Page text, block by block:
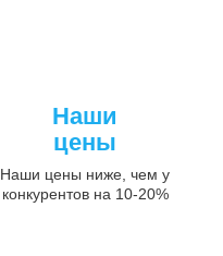
Наши
цены
Наши цены ниже, чем у
конкурентов на 10-20%